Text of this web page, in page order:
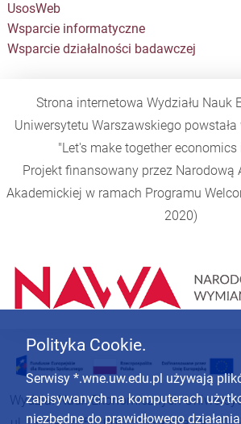
UsosWeb
Wsparcie informatyczne
Wsparcie działalności badawczej
Strona internetowa Wydziału Nauk
Uniwersytetu Warszawskiego
"Let's make together economics
Projekt finansowany przez Narodową
Akademickiej w ramach Programu
2020)
Wydział Nauk Ekonomicznych
Polityka Cookie.
Serwisy *.wne.uw.edu.pl używają
zapisywanych na komputerach
niezbędne do prawidłowego